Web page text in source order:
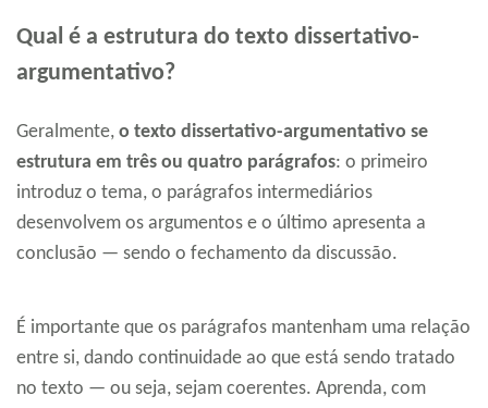
Qual é a estrutura do texto dissertativo-
argumentativo?
Geralmente, o texto dissertativo-argumentativo se
estrutura em três ou quatro parágrafos: o primeiro
introduz o tema, o parágrafos intermediários
desenvolvem os argumentos e o último apresenta a
conclusão — sendo o fechamento da discussão.
É importante que os parágrafos mantenham uma relação
entre si, dando continuidade ao que está sendo tratado
no texto — ou seja, sejam coerentes. Aprenda, com